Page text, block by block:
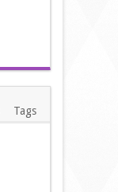
Tags